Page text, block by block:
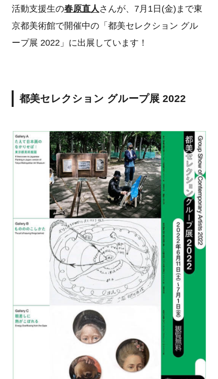
活動支援生の春原直人さんが、7月1日(金)まで東
京都美術館で開催中の「都美セレクション グル
ープ展 2022」に出展しています！
都美セレクション グループ展 2022